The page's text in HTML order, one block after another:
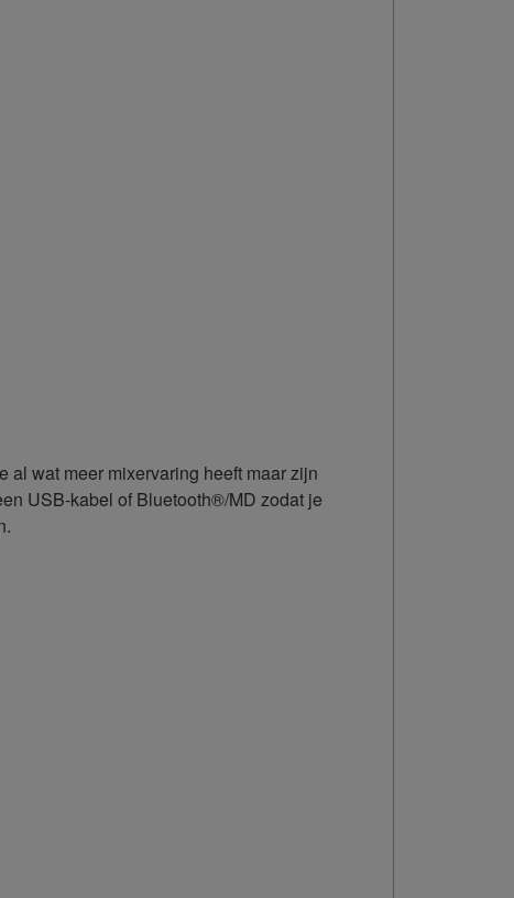
al wat meer mixervaring heeft maar zijn
USB-kabel of Bluetooth®/MD zodat je